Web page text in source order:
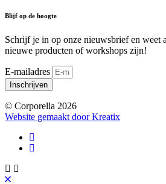
Blijf op de hoogte
Schrijf je in op onze nieuwsbrief en weet
nieuwe producten of workshops zijn!
E-mailadres
Inschrijven
© Corporella 2026
Website gemaakt door Kreatix